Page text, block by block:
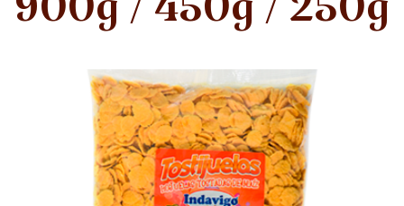
900g / 450g / 250g